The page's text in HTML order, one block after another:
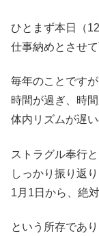
ひとまず本日（
仕事納めとさせて
毎年のことです
時間が過ぎ、時
体内リズムが遅
ストラグル奉行
しっかり振り返
1月1日から、絶
という所存であり